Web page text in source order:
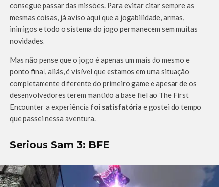
consegue passar das missões. Para evitar citar sempre as
mesmas coisas, já aviso aqui que a jogabilidade, armas,
inimigos e todo o sistema do jogo permanecem sem muitas
novidades.
Mas não pense que o jogo é apenas um mais do mesmo e
ponto final, aliás, é visível que estamos em uma situação
completamente diferente do primeiro game e apesar de os
desenvolvedores terem mantido a base fiel ao The First
Encounter, a experiência foi satisfatória e gostei do tempo
que passei nessa aventura.
Serious Sam 3: BFE